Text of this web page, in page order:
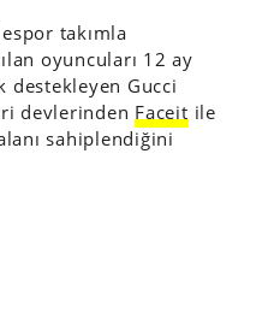
takımla
oyuncuları 12 ay
destekleyen Gucci
devlerinden Faceit ile
sahiplendiğini